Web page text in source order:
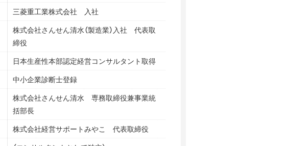
三菱重工業株式会社 入社
株式会社さんせん清水（製造業）入社 代表取
締役
日本生産性本部認定経営コンサルタント取得
中小企業診断士登録
株式会社さんせん清水 専務取締役兼事業統
括部長
株式会社経営サポートみやこ 代表取締役